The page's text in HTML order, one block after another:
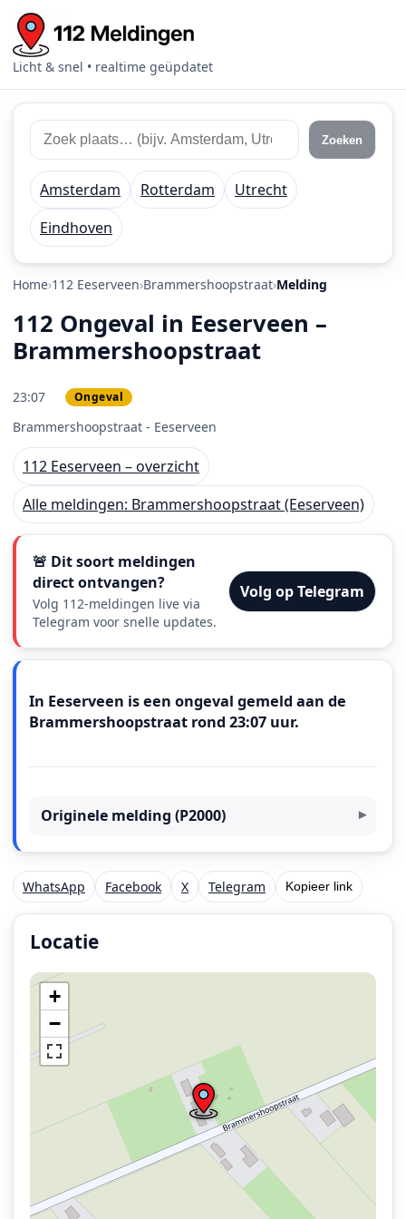
Licht & snel • realtime geüpdatet
Zoek 112 meldingen
Zoek plaats of regio Zoeken
Amsterdam Rotterdam
Utrecht
Eindhoven
Home 112 Eeserveen Brammershoopstraat Melding
112 Ongeval in Eeserveen –
Brammershoopstraat
23:07 Ongeval
Brammershoopstraat - Eeserveen
112 Eeserveen – overzicht
Alle meldingen: Brammershoopstraat (Eeserveen)
🚨 Dit soort meldingen
direct ontvangen?
Volg 112-meldingen live via
Telegram voor snelle updates.
Volg op Telegram
In Eeserveen is een ongeval gemeld aan de
Brammershoopstraat rond 23:07 uur.
Originele melding (P2000)
WhatsApp Facebook X Telegram Kopieer link
Locatie
+
−
Locatie van het incident: Brammershoopstraat,